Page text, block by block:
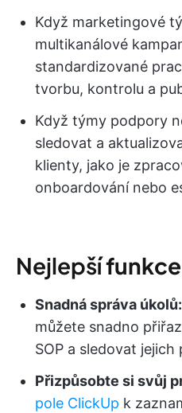
Když marketingové
multikanálové
standardizované
tvorbu, kontrolu a
Když týmy podpory
sledovat a
klienty, jako je
onboardování nebo
Nejlepšífunkce
Snadná správa úkolů:
můžete snadno
SOP a sledovat
Přizpůsobte si svůj
pole ClickUp k